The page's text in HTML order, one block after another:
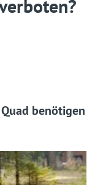
benötigen